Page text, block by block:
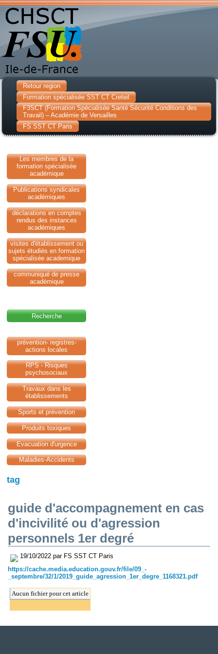
Retour region
Formation spécialisée SST CT Creteil
F3SCT (Formation Spécialisée Santé Sécurité Conditions des
Travail) – Académie de Versailles
FS SST CT Paris
Les membres de la
formation spécialisée
académique
Publications syndicales
académiques
déclarations en comptes
rendus des instances
académiques
visites d'établissement ou
sujets étudiés en formation
spécialisée academique
communiqué de presse
académique
Recherche
prévention- registres-
actions locales
RPS - Risques
psychosociaux
Travaux dans les
établissements
Sports et prévention
Produits toxiques
Evacuation d'urgence
Maladies-Accidents
tag
guide d'accompagnement en cas
d'incivilité ou d'agression
personnels 1er degré
19/10/2022 par FS SST CT Paris
https://cache.media.education.gouv.fr/file/09_-
_septembre/32/1/2019_guide_agression_1er_degre_1168321.pdf
Aucun fichier pour cet article